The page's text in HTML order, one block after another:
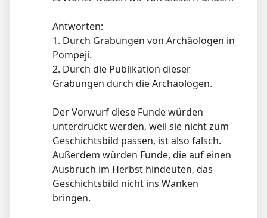
Antworten:
1. Durch Grabungen von Archäologen in
Pompeji.
2. Durch die Publikation dieser
Grabungen durch die Archäologen.
Der Vorwurf diese Funde würden
unterdrückt werden, weil sie nicht zum
Geschichtsbild passen, ist also falsch.
Außerdem würden Funde, die auf einen
Ausbruch im Herbst hindeuten, das
Geschichtsbild nicht ins Wanken
bringen.